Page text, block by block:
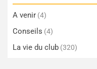
A venir (4)
Conseils (4)
La vie du club (320)